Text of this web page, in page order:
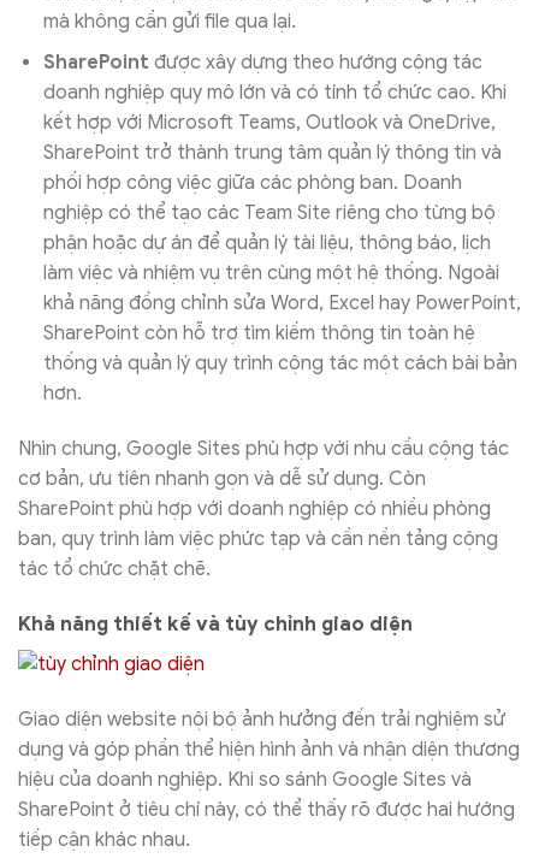
mà không cần gửi file qua lại.
SharePoint được xây dựng theo hướng cộng tác
doanh nghiệp quy mô lớn và có tính tổ chức cao. Khi
kết hợp với Microsoft Teams, Outlook và OneDrive,
SharePoint trở thành trung tâm quản lý thông tin và
phối hợp công việc giữa các phòng ban. Doanh
nghiệp có thể tạo các Team Site riêng cho từng bộ
phận hoặc dự án để quản lý tài liệu, thông báo, lịch
làm việc và nhiệm vụ trên cùng một hệ thống. Ngoài
khả năng đồng chỉnh sửa Word, Excel hay PowerPoint,
SharePoint còn hỗ trợ tìm kiếm thông tin toàn hệ
thống và quản lý quy trình cộng tác một cách bài bản
hơn.
Nhìn chung, Google Sites phù hợp với nhu cầu cộng tác
cơ bản, ưu tiên nhanh gọn và dễ sử dụng. Còn
SharePoint phù hợp với doanh nghiệp có nhiều phòng
ban, quy trình làm việc phức tạp và cần nền tảng cộng
tác tổ chức chặt chẽ.
Khả năng thiết kế và tùy chỉnh giao diện
Giao diện website nội bộ ảnh hưởng đến trải nghiệm sử
dụng và góp phần thể hiện hình ảnh và nhận diện thương
hiệu của doanh nghiệp. Khi so sánh Google Sites và
SharePoint ở tiêu chí này, có thể thấy rõ được hai hướng
tiếp cận khác nhau.